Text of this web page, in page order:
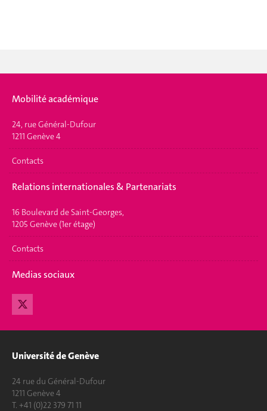
Mobilité académique
24, rue Général-Dufour
1211 Genève 4
Contacts
Relations internationales & Partenariats
16 Boulevard de Saint-Georges,
1205 Genève (1er étage)
Contacts
Medias sociaux
Université de Genève
24 rue du Général-Dufour
1211 Genève 4
T. +41 (0)22 379 71 11